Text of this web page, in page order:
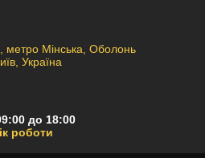
метро Мінська, Оболонь
Україна
до 18:00
роботи